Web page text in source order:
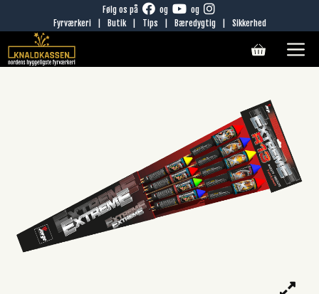
til
indhold
Følg os på og
og
Fyrværkeri
Butik Tips Bæredygtig Sikkerhed